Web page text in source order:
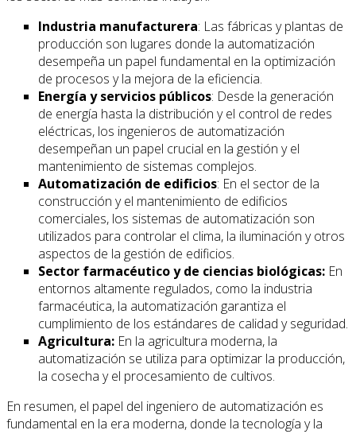
Industria manufacturera: Las fábricas y plantas de
producción son lugares donde la automatización
desempeña un papel fundamental en la optimización
de procesos y la mejora de la eficiencia.
Energía y servicios públicos: Desde la generación
de energía hasta la distribución y el control de redes
eléctricas, los ingenieros de automatización
desempeñan un papel crucial en la gestión y el
mantenimiento de sistemas complejos.
Automatización de edificios: En el sector de la
construcción y el mantenimiento de edificios
comerciales, los sistemas de automatización son
utilizados para controlar el clima, la iluminación y otros
aspectos de la gestión de edificios.
Sector farmacéutico y de ciencias biológicas: En
entornos altamente regulados, como la industria
farmacéutica, la automatización garantiza el
cumplimiento de los estándares de calidad y seguridad.
Agricultura: En la agricultura moderna, la
automatización se utiliza para optimizar la producción,
la cosecha y el procesamiento de cultivos.
En resumen, el papel del ingeniero de automatización es
fundamental en la era moderna, donde la tecnología y la